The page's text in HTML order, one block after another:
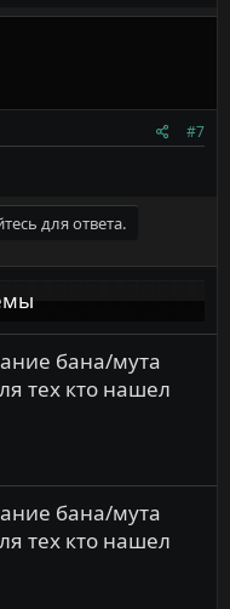
#7
для ответа.
бана/мута
тех кто нашел
бана/мута
тех кто нашел